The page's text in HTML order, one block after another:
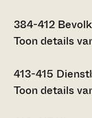
384-412
Toon details
413-415
Toon details